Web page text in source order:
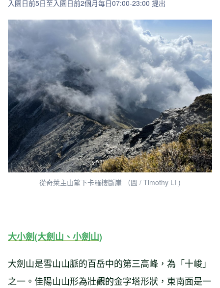
入園日前5日至入園日前2個月每日07:00-23:00 提出
從奇萊主山望下卡羅樓斷崖 （圖 / Timothy LI )
大小劍(大劍山、小劍山)
大劍山是雪山山脈的百岳中的第三高峰，為「十峻」
之一。佳陽山山形為壯觀的金字塔形狀，東南面是一